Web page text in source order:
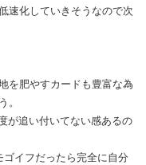
速化していきそうなので次
を肥やすカードも豊富な為
。
が追い付いてない感あるの
イフだったら完全に自分